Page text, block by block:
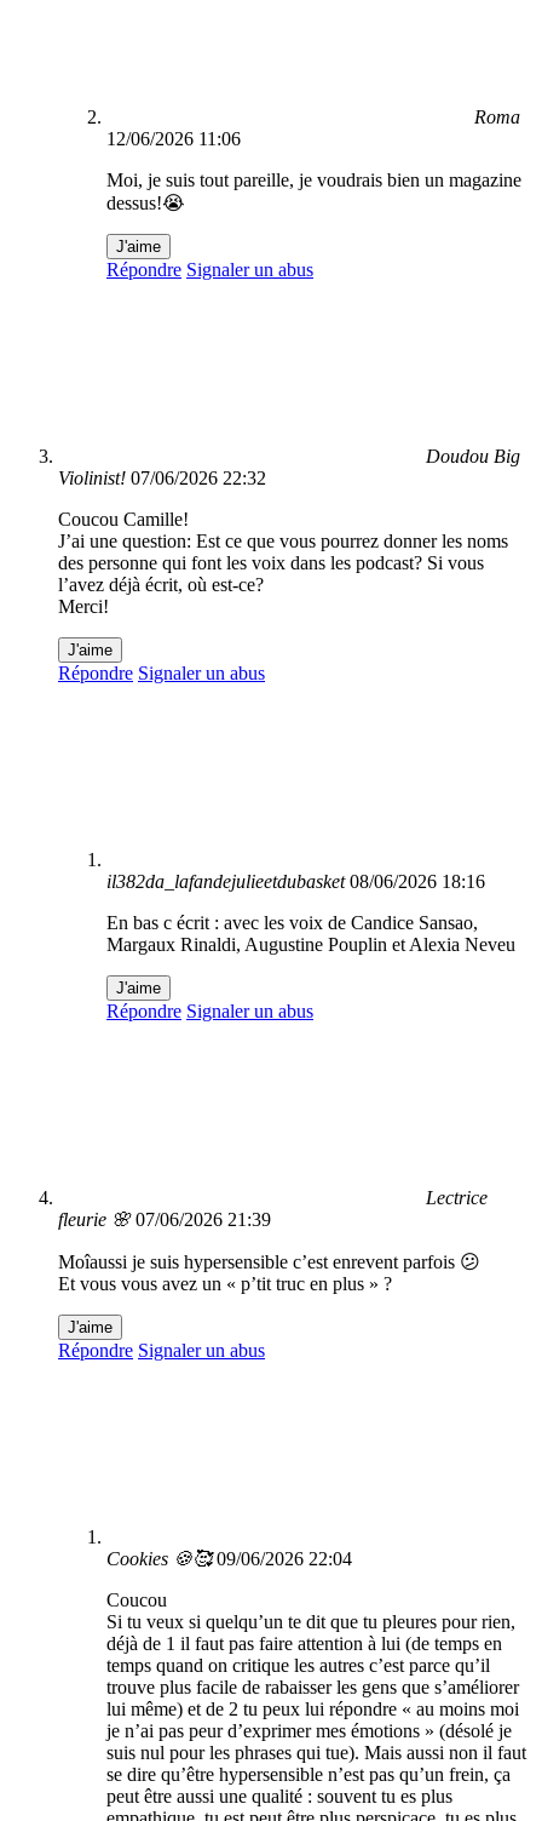
Roma
12/06/2026 11:06
Moi, je suis tout pareille, je voudrais bien un magazine
dessus!😭
J'aime
Répondre Signaler un abus
Doudou Big
Violinist! 07/06/2026 22:32
Coucou Camille!
J’ai une question: Est ce que vous pourrez donner les noms
des personne qui font les voix dans les podcast? Si vous
l’avez déjà écrit, où est-ce?
Merci!
J'aime
Répondre Signaler un abus
il382da_lafandejulieetdubasket 08/06/2026 18:16
En bas c écrit : avec les voix de Candice Sansao,
Margaux Rinaldi, Augustine Pouplin et Alexia Neveu
J'aime
Répondre Signaler un abus
Lectrice
fleurie 🌸 07/06/2026 21:39
Moîaussi je suis hypersensible c’est enrevent parfois 😕
Et vous vous avez un « p’tit truc en plus » ?
J'aime
Répondre Signaler un abus
Cookies 🍪🥰 09/06/2026 22:04
Coucou
Si tu veux si quelqu’un te dit que tu pleures pour rien,
déjà de 1 il faut pas faire attention à lui (de temps en
temps quand on critique les autres c’est parce qu’il
trouve plus facile de rabaisser les gens que s’améliorer
lui même) et de 2 tu peux lui répondre « au moins moi
je n’ai pas peur d’exprimer mes émotions » (désolé je
suis nul pour les phrases qui tue). Mais aussi non il faut
se dire qu’être hypersensible n’est pas qu’un frein, ça
peut être aussi une qualité : souvent tu es plus